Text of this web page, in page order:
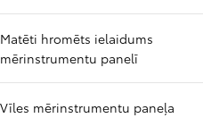
Matēti hromēts ielaidums
mērinstrumentu panelī
Vīles mērinstrumentu paneļa